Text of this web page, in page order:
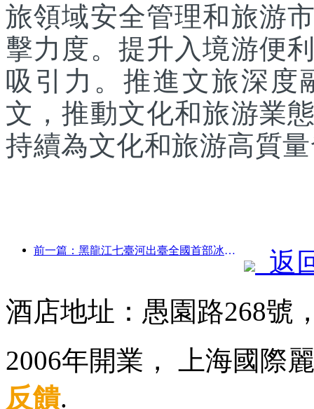
旅領域安全管理和旅游
擊力度。提升入境游便
吸引力。推進文旅深度
文，推動文化和旅游業
持續為文化和旅游高質
前一篇：黑龍江七臺河出臺全國首部冰雪產業法規，鼓勵“AI+冰雪”
返
酒店地址：愚園路268號
2006年開業， 上海國
反饋.